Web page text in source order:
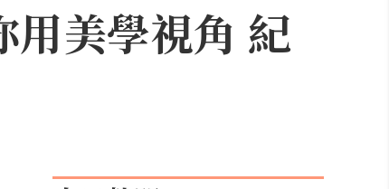
用美學視角 紀